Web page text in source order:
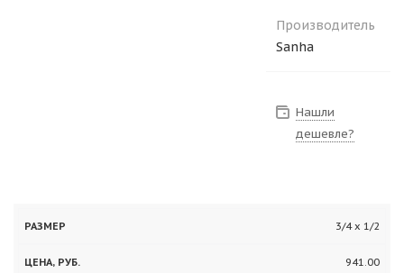
Производитель
Sanha
Нашли
дешевле?
3/4 х 1/2
941.00